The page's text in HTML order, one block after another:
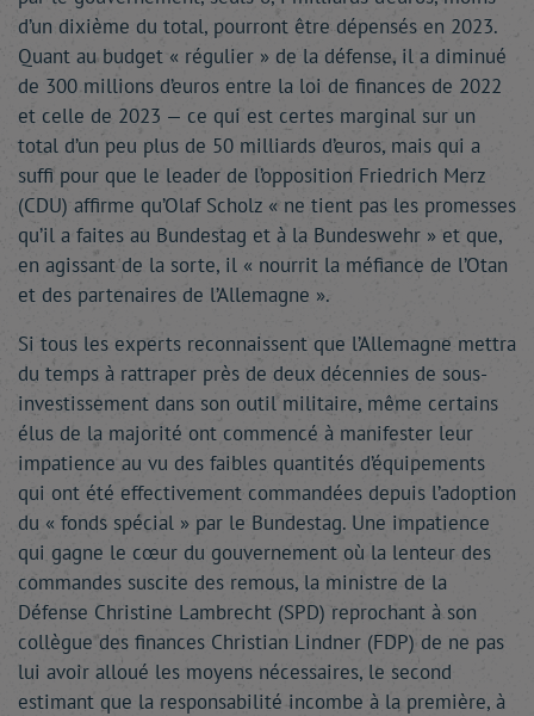
d’un dixième du total, pourront être dépensés en 2023.
Quant au budget « régulier » de la défense, il a diminué
de 300 millions d’euros entre la loi de finances de 2022
et celle de 2023 — ce qui est certes marginal sur un
total d’un peu plus de 50 milliards d’euros, mais qui a
suffi pour que le leader de l’opposition Friedrich Merz
(CDU) affirme qu’Olaf Scholz « ne tient pas les promesses
qu’il a faites au Bundestag et à la Bundeswehr » et que,
en agissant de la sorte, il « nourrit la méfiance de l’Otan
et des partenaires de l’Allemagne ».
Si tous les experts reconnaissent que l’Allemagne mettra
du temps à rattraper près de deux décennies de sous-
investissement dans son outil militaire, même certains
élus de la majorité ont commencé à manifester leur
impatience au vu des faibles quantités d’équipements
qui ont été effectivement commandées depuis l’adoption
du « fonds spécial » par le Bundestag. Une impatience
qui gagne le cœur du gouvernement où la lenteur des
commandes suscite des remous, la ministre de la
Défense Christine Lambrecht (SPD) reprochant à son
collègue des finances Christian Lindner (FDP) de ne pas
lui avoir alloué les moyens nécessaires, le second
estimant que la responsabilité incombe à la première, à